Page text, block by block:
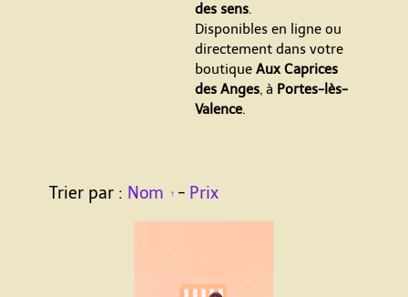
des sens.
Disponibles en ligne ou
directement dans votre
boutique Aux Caprices
des Anges, à Portes-lès-
Valence.
Trier par : Nom - Prix